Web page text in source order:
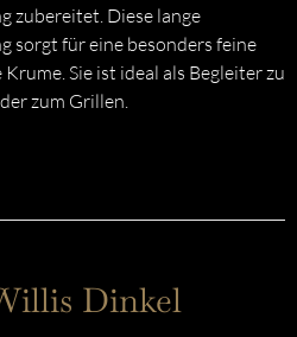
zubereitet. Diese lange
sorgt für eine besonders feine
Sie ist ideal als Begleiter zu
zum Grillen.
Dinkel